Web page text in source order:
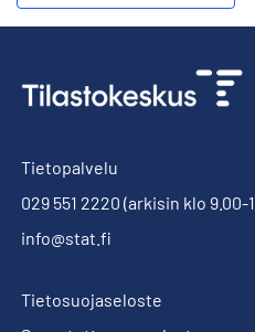
Tietopalvelu
029 551 2220 (arkisin klo 9.00-
info@stat.fi
Tietosuojaseloste